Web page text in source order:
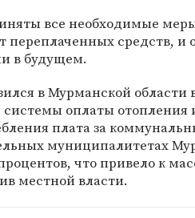
все необходимые
переплаченных средств, и
в будущем.
в Мурманской области
системы оплаты отопления
плата за
муниципалитетах
что привело к
местной власти.